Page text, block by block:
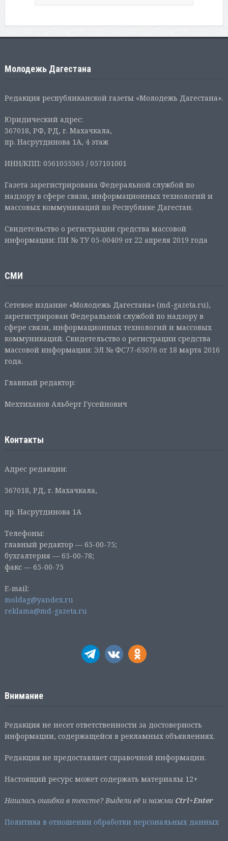
Молодежь Дагестана
Редакция республиканской газеты «Молодежь Дагестана».
Юридический адрес:
367018, РФ, РД, г. Махачкала,
пр. Насрутдинова 1А, 4 этаж
ИНН/КПП: 0561055365 / 057101001
Газета зарегистрирована Федеральной службой по
надзору в сфере связи, информационных технологий и
массовых коммуникаций по Республике Дагестан.
Свидетельство о регистрации средства массовой
информации: ПИ № ТУ 05-00409 от 22 апреля 2019 года
СМИ
Сетевое издание «Молодежь Дагестана» (md-gazeta.ru),
зарегистрирован Федеральной службой по надзору в
сфере связи, информационных технологий и массовых
коммуникаций. Свидетельство о регистрации средства
массовой информации: ЭЛ № ФС77-65076 от 18 марта 2016
года.
Главный редактор:
Мехтиханов Альберт Гусейнович
Контакты
Адрес редакции:
367018, РД, г. Махачкала,
пр. Насрутдинова 1А
Телефоны:
главный редактор — 65-00-75;
бухгалтерия — 65-00-78;
факс — 65-00-75
E-mail:
moldag@yandex.ru
reklama@md-gazeta.ru
Внимание
Редакция не несет ответственности за достоверность
информации, содержащейся в рекламных объявлениях.
Редакция не предоставляет справочной информации.
Настоящий ресурс может содержать материалы 12+
Нашлась ошибка в тексте? Выдели её и нажми Ctrl+Enter
Политика в отношении обработки персональных данных